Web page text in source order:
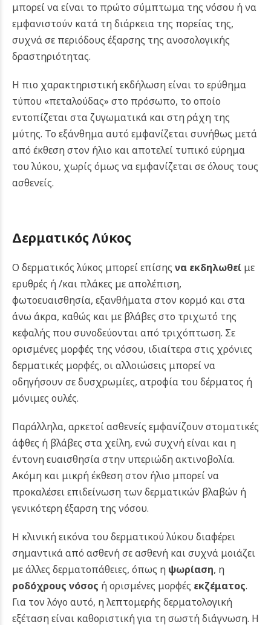
μπορεί να είναι το πρώτο σύμπτωμα της νόσου ή να
εμφανιστούν κατά τη διάρκεια της πορείας της,
συχνά σε περιόδους έξαρσης της ανοσολογικής
δραστηριότητας.
Η πιο χαρακτηριστική εκδήλωση είναι το ερύθημα
τύπου «πεταλούδας» στο πρόσωπο, το οποίο
εντοπίζεται στα ζυγωματικά και στη ράχη της
μύτης. Το εξάνθημα αυτό εμφανίζεται συνήθως μετά
από έκθεση στον ήλιο και αποτελεί τυπικό εύρημα
του λύκου, χωρίς όμως να εμφανίζεται σε όλους τους
ασθενείς.
Δερματικός Λύκος
Ο δερματικός λύκος μπορεί επίσης να εκδηλωθεί με
ερυθρές ή /και πλάκες με απολέπιση,
φωτοευαισθησία, εξανθήματα στον κορμό και στα
άνω άκρα, καθώς και με βλάβες στο τριχωτό της
κεφαλής που συνοδεύονται από τριχόπτωση. Σε
ορισμένες μορφές της νόσου, ιδιαίτερα στις χρόνιες
δερματικές μορφές, οι αλλοιώσεις μπορεί να
οδηγήσουν σε δυσχρωμίες, ατροφία του δέρματος ή
μόνιμες ουλές.
Παράλληλα, αρκετοί ασθενείς εμφανίζουν στοματικές
άφθες ή βλάβες στα χείλη, ενώ συχνή είναι και η
έντονη ευαισθησία στην υπεριώδη ακτινοβολία.
Ακόμη και μικρή έκθεση στον ήλιο μπορεί να
προκαλέσει επιδείνωση των δερματικών βλαβών ή
γενικότερη έξαρση της νόσου.
Η κλινική εικόνα του δερματικού λύκου διαφέρει
σημαντικά από ασθενή σε ασθενή και συχνά μοιάζει
με άλλες δερματοπάθειες, όπως η ψωρίαση, η
ροδόχρους νόσος ή ορισμένες μορφές εκζέματος.
Για τον λόγο αυτό, η λεπτομερής δερματολογική
εξέταση είναι καθοριστική για τη σωστή διάγνωση. Η